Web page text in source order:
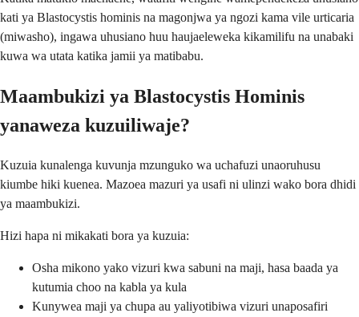
kati ya Blastocystis hominis na magonjwa ya ngozi kama vile urticaria
(miwasho), ingawa uhusiano huu haujaeleweka kikamilifu na unabaki
kuwa wa utata katika jamii ya matibabu.
Maambukizi ya Blastocystis Hominis
yanaweza kuzuiliwaje?
Kuzuia kunalenga kuvunja mzunguko wa uchafuzi unaoruhusu
kiumbe hiki kuenea. Mazoea mazuri ya usafi ni ulinzi wako bora dhidi
ya maambukizi.
Hizi hapa ni mikakati bora ya kuzuia:
Osha mikono yako vizuri kwa sabuni na maji, hasa baada ya
kutumia choo na kabla ya kula
Kunywea maji ya chupa au yaliyotibiwa vizuri unaposafiri